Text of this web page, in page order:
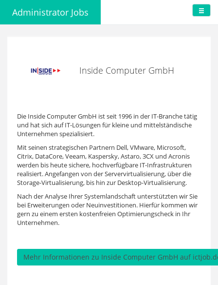
Administrator Jobs
Inside Computer GmbH
Die Inside Computer GmbH ist seit 1996 in der IT-Branche tätig
und hat sich auf IT-Lösungen für kleine und mittelständische
Unternehmen spezialisiert.
Mit seinen strategischen Partnern Dell, VMware, Microsoft,
Citrix, DataCore, Veeam, Kaspersky, Astaro, 3CX und Acronis
werden bis heute sichere, hochverfügbare IT-Infrastrukturen
realisiert. Angefangen von der Servervirtualisierung, über die
Storage-Virtualisierung, bis hin zur Desktop-Virtualisierung.
Nach der Analyse Ihrer Systemlandschaft unterstützten wir Sie
bei Erweiterungen oder Neuinvestitionen. Hierfür kommen wir
gern zu einem ersten kostenfreien Optimierungscheck in Ihr
Unternehmen.
Mehr Informationen zu Inside Computer GmbH auf